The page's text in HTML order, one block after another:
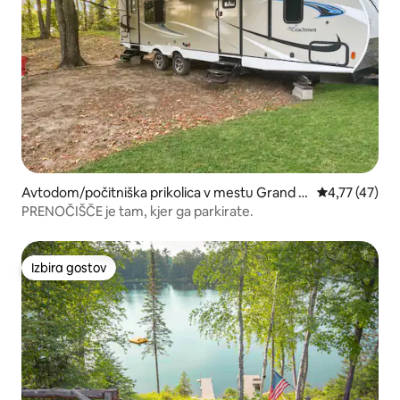
Avtodom/počitniška prikolica v mestu Grand R
apids
Povprečna
4,77 (47)
PRENOČIŠČE je tam, kjer ga parkirate.
Izbira gostov
Izbira gostov